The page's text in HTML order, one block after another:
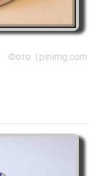
Фото: i.pinimg.com